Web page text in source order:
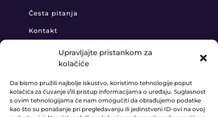
Upravljajte pristankom za
kolačiće
Da bismo pružili najbolje iskustvo, koristimo tehnologije poput
kolačića za čuvanje i/ili pristup informacijama o uređaju. Suglasnost
s ovim tehnologijama će nam omogućiti da obrađujemo podatke
kao što su ponašanje pri pregledavanju ili jedinstveni ID-ovi na ovoj
Česta pitanja
Kontakt
 +385 91 888 6406